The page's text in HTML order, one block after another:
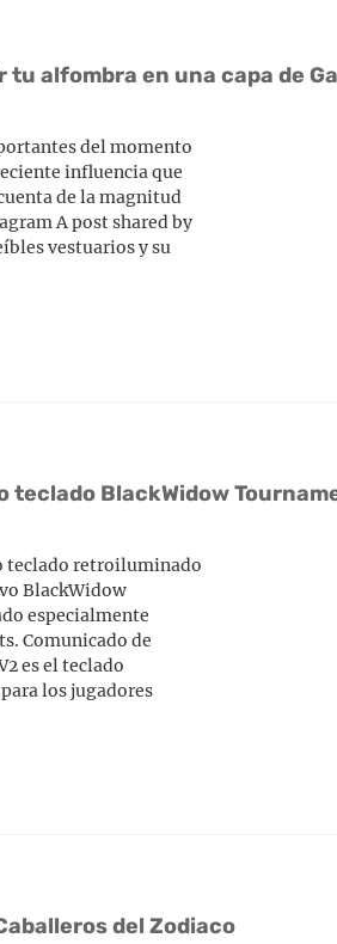
alfombra en una capa de
del momento
influencia que
de la magnitud
A post shared by
vestuarios y su
teclado BlackWidow
teclado retroiluminado
BlackWidow
especialmente
Comunicado de
es el teclado
los jugadores
del Zodiaco